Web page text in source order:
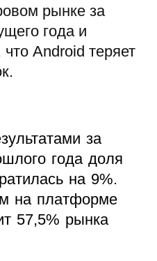
рынке за
года и
Android теряет
за
года доля
на 9%.
на платформе
57,5% рынка